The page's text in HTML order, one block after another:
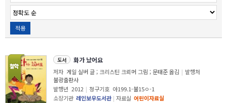
적용
도서 화가 났어요
저자 게일 실버 글 ; 크리스틴 크뢰머 그림 ; 문태준 옮김 | 발행처
불광출판사
발행년 2012 | 청구기호 아199.1-불15ㅇ-1
소장기관 레인보우도서관 | 자료실 어린이자료실